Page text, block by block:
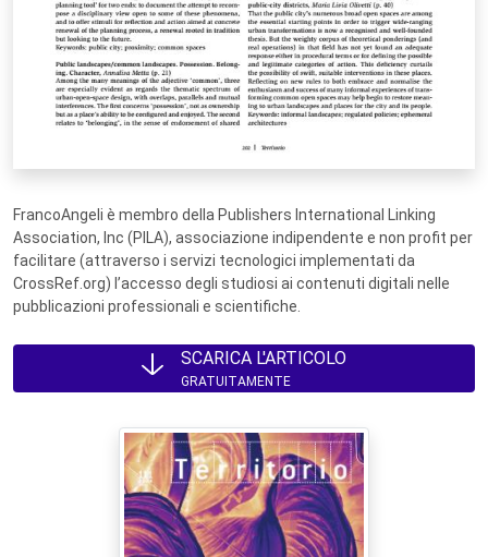
FrancoAngeli è membro della Publishers International Linking
Association, Inc (PILA), associazione indipendente e non profit per
facilitare (attraverso i servizi tecnologici implementati da
CrossRef.org) l’accesso degli studiosi ai contenuti digitali nelle
pubblicazioni professionali e scientifiche.
SCARICA L'ARTICOLO
GRATUITAMENTE